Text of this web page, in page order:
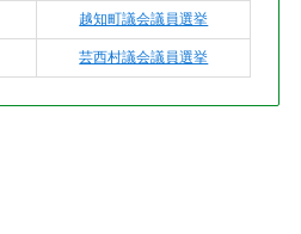
越知町議会議員選挙
芸西村議会議員選挙